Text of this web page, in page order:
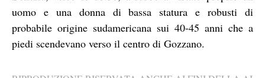
uomo e una donna di bassa statura e robusti di
probabile origine sudamericana sui 40-45 anni che a
piedi scendevano verso il centro di Gozzano.